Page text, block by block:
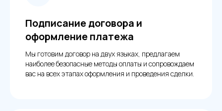
Подписание договора и
оформление платежа
Мы готовим договор на двух языках, предлагаем
наиболее безопасные методы оплаты и сопровождаем
вас на всех этапах оформления и проведения сделки.